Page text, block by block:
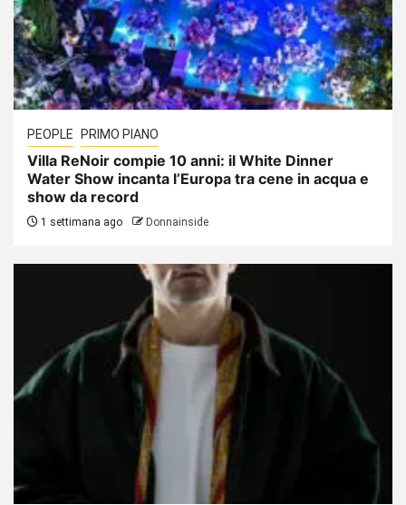
PEOPLE PRIMO PIANO
Villa ReNoir compie 10 anni: il White Dinner
Water Show incanta l’Europa tra cene in acqua e
show da record
1 settimana ago Donnainside